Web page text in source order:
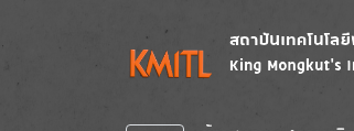
Image Image